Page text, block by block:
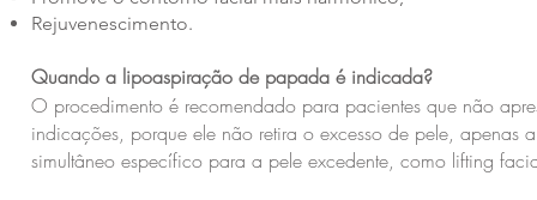
Rejuvenescimento.
Quando a lipoaspiração de papada é indicada?
O procedimento é recomendado para pacientes que não
indicações, porque ele não retira o excesso de pele,
simultâneo específico para a pele excedente, como lifting